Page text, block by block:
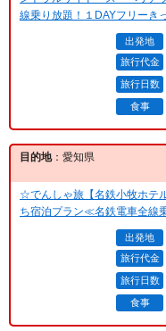
線乗り放題！１DAYフリーき
出発地
旅行代金
旅行日数
食事
目的地：愛知県
☆でんしゃ旅【名鉄小牧ホテ
ち宿泊プラン≪名鉄電車全線
出発地
旅行代金
旅行日数
食事